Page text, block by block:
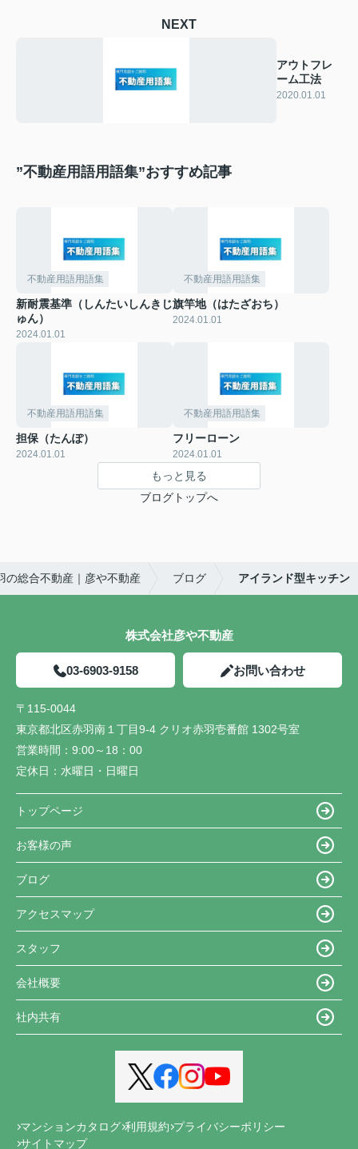
NEXT
アウトフレ
ーム工法
2020.01.01
”不動産用語用語集”おすすめ記事
不動産用語用語集
新耐震基準（しんたいしんきじ
ゅん）
2024.01.01
不動産用語用語集
旗竿地（はたざおち）
2024.01.01
不動産用語用語集
担保（たんぽ）
2024.01.01
不動産用語用語集
フリーローン
2024.01.01
もっと見る
ブログトップへ
の総合不動産｜彦や不動産 ブログ アイランド型キッチン
株式会社彦や不動産
03-6903-9158 お問い合わせ
〒115-0044
東京都北区赤羽南１丁目9-4 クリオ赤羽壱番館 1302号室
営業時間： 9:00～18：00
定休日： 水曜日・日曜日
トップページ
お客様の声
ブログ
アクセスマップ
スタッフ
会社概要
社内共有
マンションカタログ 利用規約 プライバシーポリシー
サイトマップ